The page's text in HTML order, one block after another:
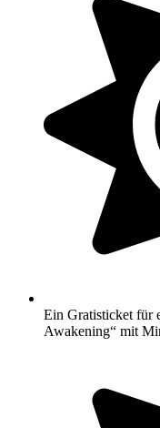
Ein Gratisticket für
Awakening“ mit